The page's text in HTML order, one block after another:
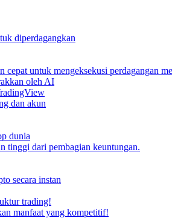
diperdagangkan
cepat untuk mengeksekusi perdagangan
oleh AI
dan akun
dunia
tinggi dari pembagian keuntungan.
secara instan
trading!
manfaat yang kompetitif!